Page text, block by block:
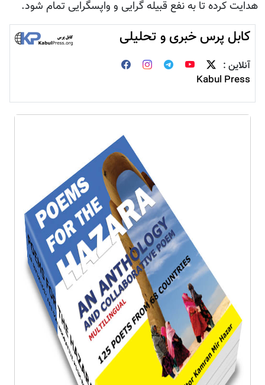
هدایت کرده تا به نفع قبیله گرایی و واپسگرایی تمام شود.
کابل پرس خبری و تحلیلی
آنلاین :
Kabul Press